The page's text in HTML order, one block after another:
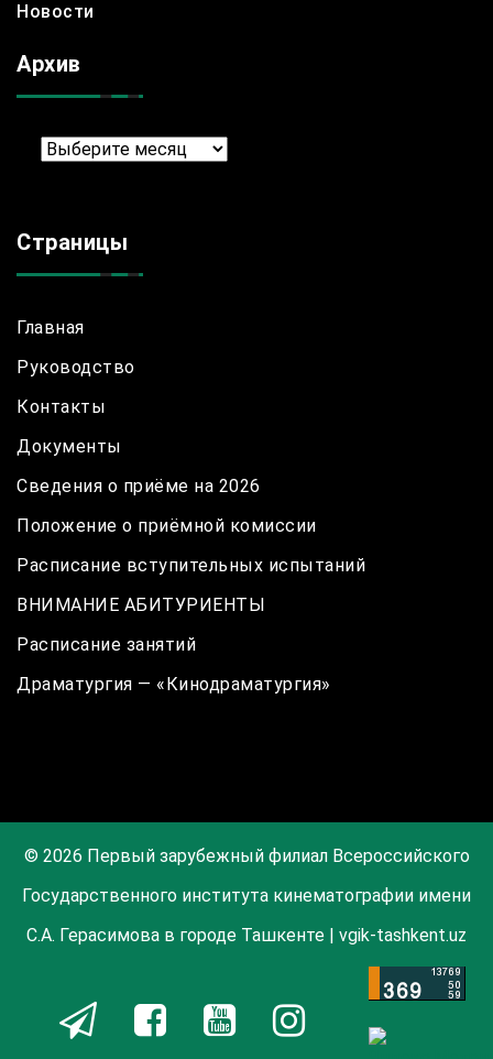
Новости
Архив
Архив
Страницы
Главная
Руководство
Контакты
Документы
Сведения о приёме на 2026
Положение о приёмной комиссии
Расписание вступительных испытаний
ВНИМАНИЕ АБИТУРИЕНТЫ
Расписание занятий
Драматургия — «Кинодраматургия»
© 2026 Первый зарубежный филиал Всероссийского
Государственного института кинематографии имени
С.А. Герасимова в городе Ташкенте | vgik-tashkent.uz